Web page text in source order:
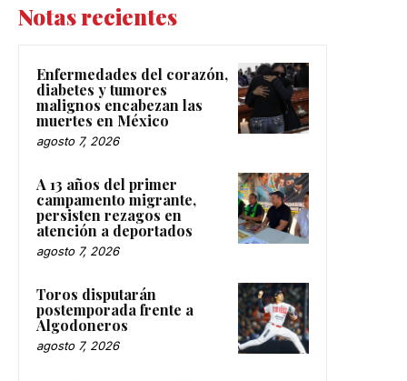
Notas recientes
Enfermedades del corazón,
diabetes y tumores
malignos encabezan las
muertes en México
agosto 7, 2026
A 13 años del primer
campamento migrante,
persisten rezagos en
atención a deportados
agosto 7, 2026
Toros disputarán
postemporada frente a
Algodoneros
agosto 7, 2026